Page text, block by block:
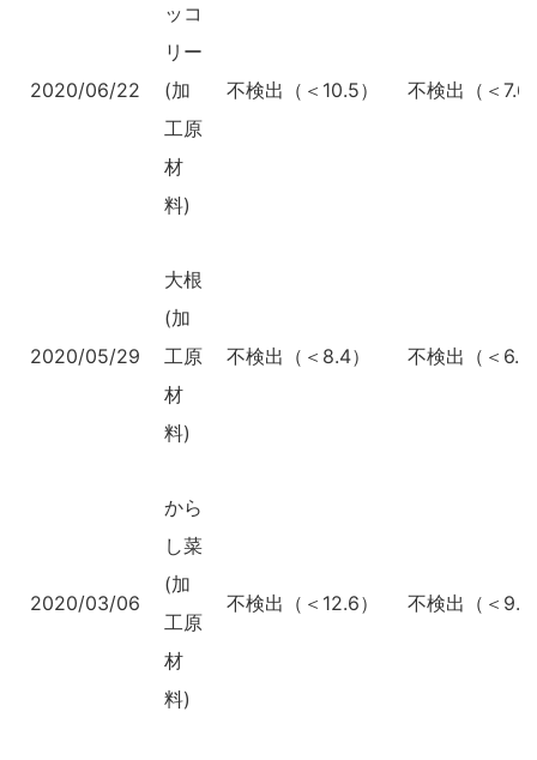
2020/06/22
ッコ
リー
(加
工原
材
料)
不検出（＜10.5） 不検出（＜7.6
2020/05/29
大根
(加
工原
材
料)
不検出（＜8.4） 不検出（＜6.2
2020/03/06
から
し菜
(加
工原
材
料)
不検出（＜12.6） 不検出（＜9.2